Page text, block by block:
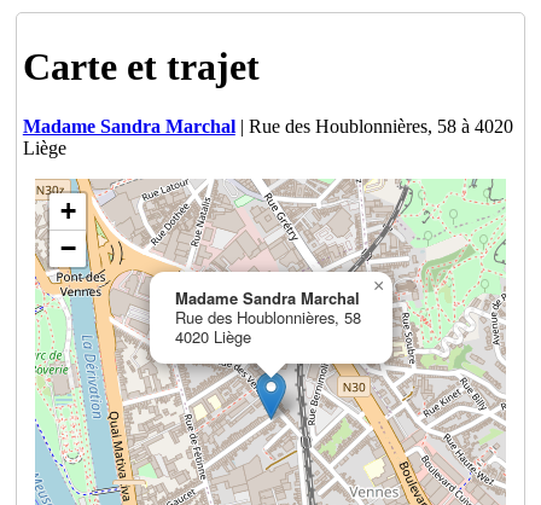
Carte et trajet
Madame Sandra Marchal| Rue des Houblonnières, 58 à 4020
Liège
Madame Sandra Marchal
Rue des Houblonnières, 58
4020 Liège
×
+
−